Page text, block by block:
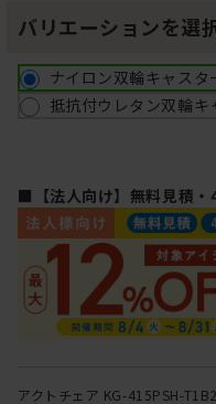
バリエーションを選
ナイロン双輪キャスタ
抵抗付ウレタン双輪キ
■【法人向け】無料見積・
アクトチェア KG-415PSH-